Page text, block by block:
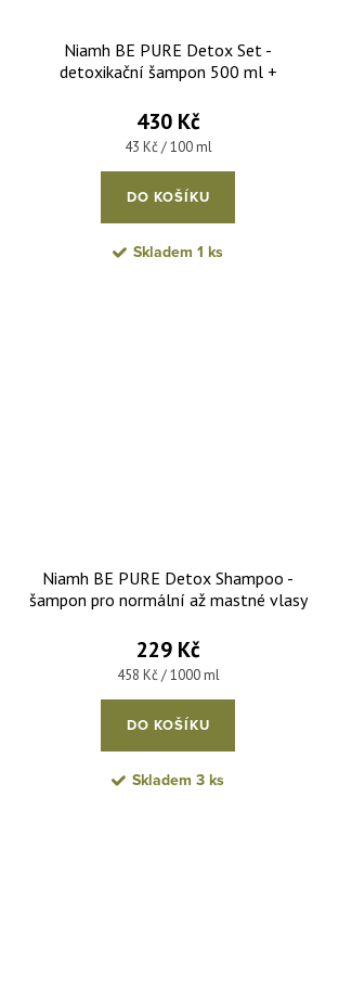
Niamh BE PURE Detox Set -
detoxikační šampon 500 ml +
430 Kč
Měrná cena:
43 Kč / 100 ml
DO KOŠÍKU
Skladem1 ks
Niamh BE PURE Detox Shampoo -
šampon pro normální až mastné vlasy
229 Kč
Měrná cena:
458 Kč / 1000 ml
DO KOŠÍKU
Skladem3 ks